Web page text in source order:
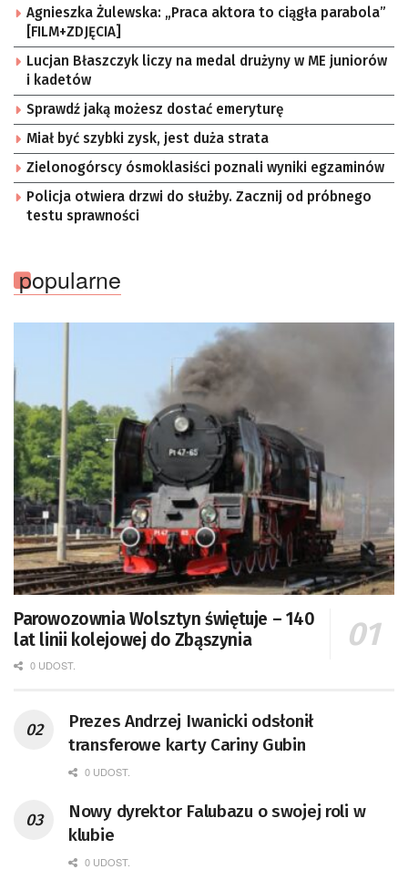
Agnieszka Żulewska: „Praca aktora to ciągła parabola”
[FILM+ZDJĘCIA]
Lucjan Błaszczyk liczy na medal drużyny w ME juniorów
i kadetów
Sprawdź jaką możesz dostać emeryturę
Miał być szybki zysk, jest duża strata
Zielonogórscy ósmoklasiści poznali wyniki egzaminów
Policja otwiera drzwi do służby. Zacznij od próbnego
testu sprawności
popularne
Parowozownia Wolsztyn świętuje – 140
lat linii kolejowej do Zbąszynia
0 UDOST.
Prezes Andrzej Iwanicki odsłonił
transferowe karty Cariny Gubin
0 UDOST.
Nowy dyrektor Falubazu o swojej roli w
klubie
0 UDOST.